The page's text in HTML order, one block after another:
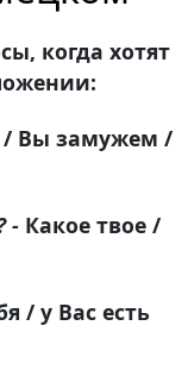
когда хотят
/ Вы замужем /
- Какое твое /
/ у Вас есть